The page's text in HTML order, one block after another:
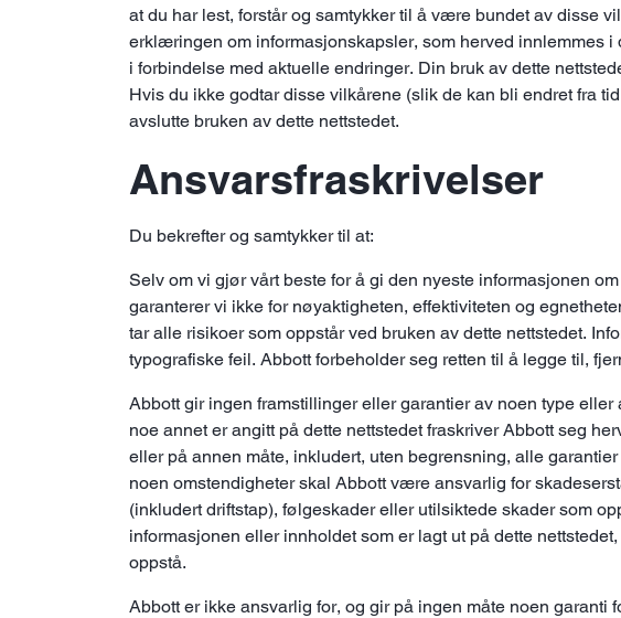
at du har lest, forstår og samtykker til å være bundet av disse
erklæringen om informasjonskapsler, som herved innlemmes
i forbindelse med aktuelle endringer. Din bruk av dette
Hvis du ikke godtar disse vilkårene (slik de kan bli endret fra
avslutte bruken av dette nettstedet.
Ansvarsfraskrivelser
Du bekrefter og samtykker til at:
Selv om vi gjør vårt beste for å gi den nyeste informasjonen
garanterer vi ikke for nøyaktigheten, effektiviteten og
tar alle risikoer som oppstår ved bruken av dette nettstedet.
typografiske feil. Abbott forbeholder seg retten til å legge til,
Abbott gir ingen framstillinger eller garantier av noen type
noe annet er angitt på dette nettstedet fraskriver Abbott seg
eller på annen måte, inkludert, uten begrensning, alle
noen omstendigheter skal Abbott være ansvarlig for
(inkludert driftstap), følgeskader eller utilsiktede skader som
informasjonen eller innholdet som er lagt ut på dette
oppstå.
Abbott er ikke ansvarlig for, og gir på ingen måte noen